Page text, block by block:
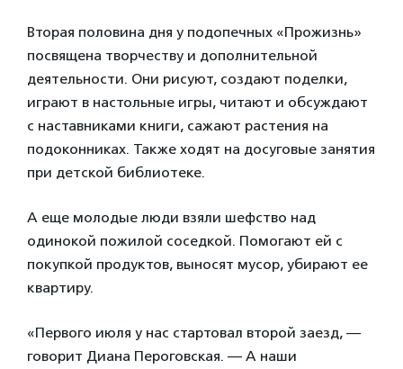
Вторая половина дня у подопечных «Прожизнь»
посвящена творчеству и дополнительной
деятельности. Они рисуют, создают поделки,
играют в настольные игры, читают и обсуждают
с наставниками книги, сажают растения на
подоконниках. Также ходят на досуговые занятия
при детской библиотеке.
А еще молодые люди взяли шефство над
одинокой пожилой соседкой. Помогают ей с
покупкой продуктов, выносят мусор, убирают ее
квартиру.
«Первого июля у нас стартовал второй заезд, —
говорит Диана Пероговская. — А наши